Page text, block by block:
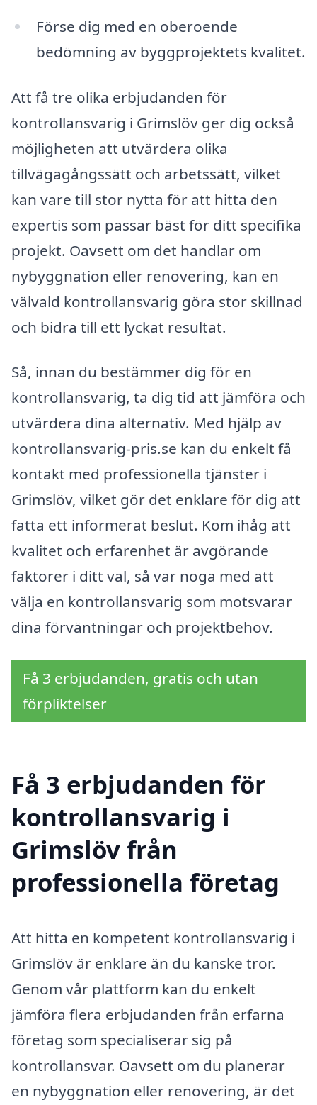
Förse dig med en oberoende
bedömning av byggprojektets kvalitet.
Att få tre olika erbjudanden för
kontrollansvarig i Grimslöv ger dig också
möjligheten att utvärdera olika
tillvägagångssätt och arbetssätt, vilket
kan vare till stor nytta för att hitta den
expertis som passar bäst för ditt specifika
projekt. Oavsett om det handlar om
nybyggnation eller renovering, kan en
välvald kontrollansvarig göra stor skillnad
och bidra till ett lyckat resultat.
Så, innan du bestämmer dig för en
kontrollansvarig, ta dig tid att jämföra och
utvärdera dina alternativ. Med hjälp av
kontrollansvarig-pris.se kan du enkelt få
kontakt med professionella tjänster i
Grimslöv, vilket gör det enklare för dig att
fatta ett informerat beslut. Kom ihåg att
kvalitet och erfarenhet är avgörande
faktorer i ditt val, så var noga med att
välja en kontrollansvarig som motsvarar
dina förväntningar och projektbehov.
Få 3 erbjudanden, gratis och utan
förpliktelser
Få 3 erbjudanden för
kontrollansvarig i
Grimslöv från
professionella företag
Att hitta en kompetent kontrollansvarig i
Grimslöv är enklare än du kanske tror.
Genom vår plattform kan du enkelt
jämföra flera erbjudanden från erfarna
företag som specialiserar sig på
kontrollansvar. Oavsett om du planerar
en nybyggnation eller renovering, är det